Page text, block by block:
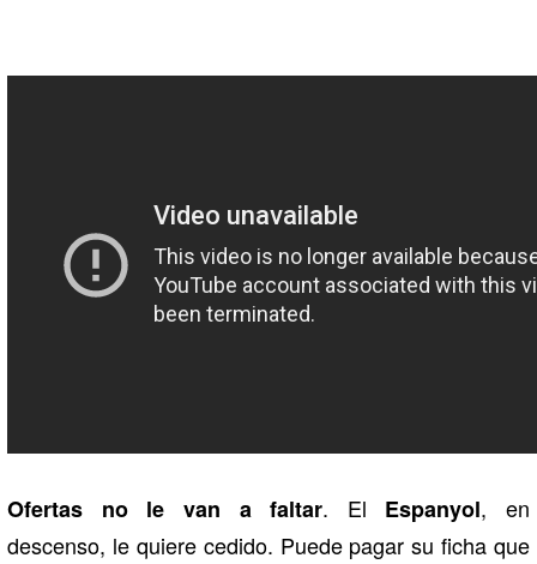
Ofertas no le van a faltar. El Espanyol, en
descenso, le quiere cedido. Puede pagar su ficha que